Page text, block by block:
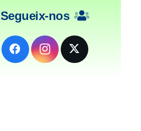
Segueix-nos